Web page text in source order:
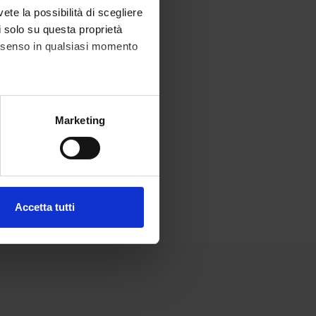
la possibilità di scegliere
su questa proprietà
in qualsiasi momento
metro,Marketing
Accetta tutti